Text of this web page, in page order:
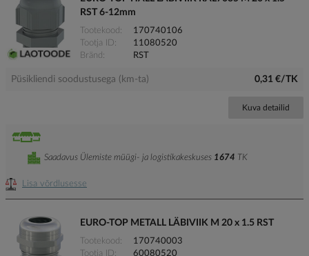
RST 6-12mm
Tootekood
170740106
Tootja ID
11080520
Bränd
RST
Püsikliendi soodustusega (km-ta) 0,31 €/TK
Kuva detailid
Lisa võrdlusesse
Saadavus Ülemiste müügi- ja logistikakeskuses 1674 TK
EURO-TOP METALL LÄBIVIIK M 20 x 1.5 RST
Tootekood
170740003
Tootja ID
60080520